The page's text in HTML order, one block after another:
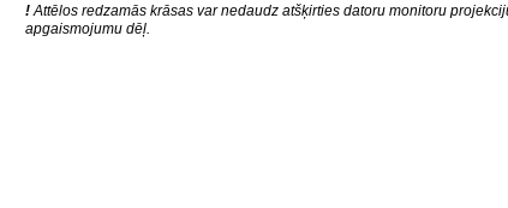
!Attēlos redzamās krāsas var nedaudz atšķirties datoru monitoru
apgaismojumu dēļ.